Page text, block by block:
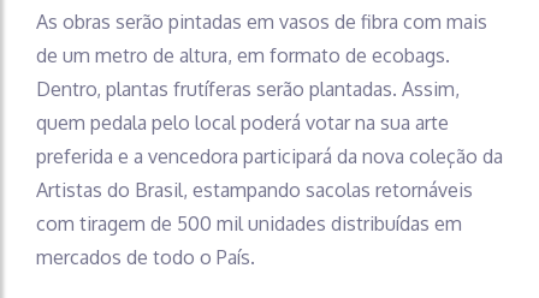
As obras serão pintadas em vasos de fibra com mais
de um metro de altura, em formato de ecobags.
Dentro, plantas frutíferas serão plantadas. Assim,
quem pedala pelo local poderá votar na sua arte
preferida e a vencedora participará da nova coleção da
Artistas do Brasil, estampando sacolas retornáveis
com tiragem de 500 mil unidades distribuídas em
mercados de todo o País.